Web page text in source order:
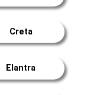
Creta
Elantra